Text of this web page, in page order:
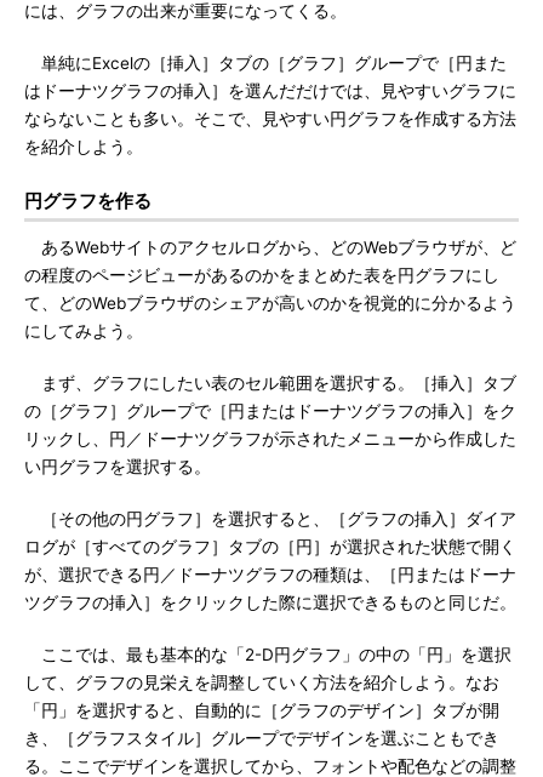
には、グラフの出来が重要になってくる。
単純にExcelの［挿入］タブの［グラフ］グループで［円また
はドーナツグラフの挿入］を選んだだけでは、見やすいグラフに
ならないことも多い。そこで、見やすい円グラフを作成する方法
を紹介しよう。
円グラフを作る
あるWebサイトのアクセルログから、どのWebブラウザが、ど
の程度のページビューがあるのかをまとめた表を円グラフにし
て、どのWebブラウザのシェアが高いのかを視覚的に分かるよう
にしてみよう。
まず、グラフにしたい表のセル範囲を選択する。［挿入］タブ
の［グラフ］グループで［円またはドーナツグラフの挿入］をク
リックし、円／ドーナツグラフが示されたメニューから作成した
い円グラフを選択する。
［その他の円グラフ］を選択すると、［グラフの挿入］ダイア
ログが［すべてのグラフ］タブの［円］が選択された状態で開く
が、選択できる円／ドーナツグラフの種類は、［円またはドーナ
ツグラフの挿入］をクリックした際に選択できるものと同じだ。
ここでは、最も基本的な「2-D円グラフ」の中の「円」を選択
して、グラフの見栄えを調整していく方法を紹介しよう。なお
「円」を選択すると、自動的に［グラフのデザイン］タブが開
き、［グラフスタイル］グループでデザインを選ぶこともでき
る。ここでデザインを選択してから、フォントや配色などの調整